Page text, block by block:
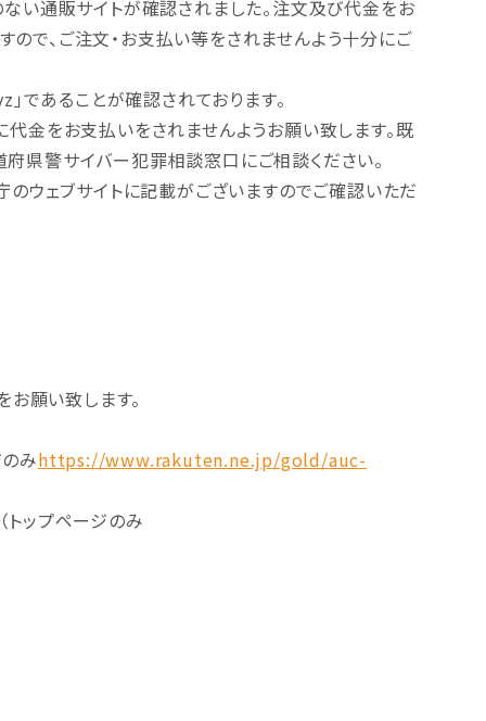
い通販サイトが確認されました。注文及び代金をお
で、ご注文・お支払い等をされませんよう十分にご
であることが確認されております。
金をお支払いをされませんようお願い致します。既
県警サイバー犯罪相談窓口にご相談ください。
のウェブサイトに記載がございますのでご確認いただ
願い致します。
のみhttps://www.rakuten.ne.jp/gold/auc-
（トップページのみ